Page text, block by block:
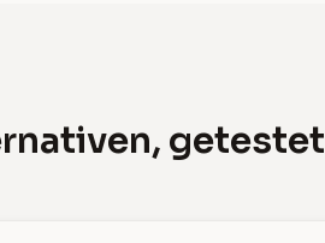
getestet